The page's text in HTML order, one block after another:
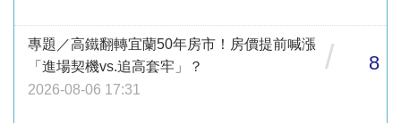
專題／高鐵翻轉宜蘭50年房市！房價提前喊漲
「進場契機vs.追高套牢」？
2026-08-06 17:31
/ 8